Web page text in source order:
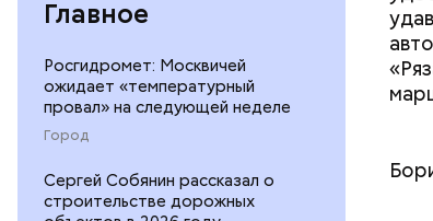
Главное
Росгидромет: Москвичей
ожидает «температурный
провал» на следующей неделе
Город
Сергей Собянин рассказал о
строительстве дорожных